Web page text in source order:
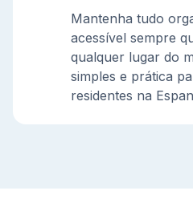
Mantenha tudo
acessível sempre
qualquer lugar do
simples e prática
residentes na